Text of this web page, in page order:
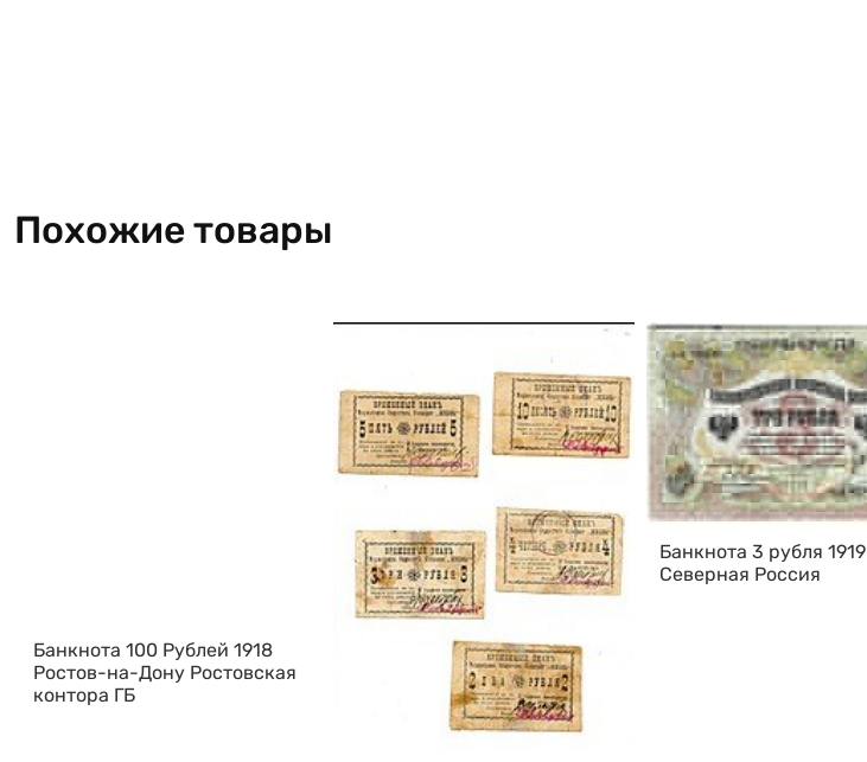
Похожие товары
Банкнота 100 Рублей 1918
Ростов-на-Дону Ростовская
контора ГБ
Банкнота 3 рубля 1919
Северная Россия